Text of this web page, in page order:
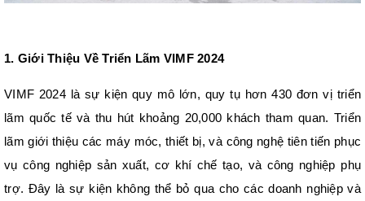
1. Giới Thiệu Về Triển Lãm VIMF 2024
VIMF 2024 là sự kiện quy mô lớn, quy tụ hơn 430 đơn vị triển
lãm quốc tế và thu hút khoảng 20,000 khách tham quan. Triển
lãm giới thiệu các máy móc, thiết bị, và công nghệ tiên tiến phục
vụ công nghiệp sản xuất, cơ khí chế tạo, và công nghiệp phụ
trợ. Đây là sự kiện không thể bỏ qua cho các doanh nghiệp và